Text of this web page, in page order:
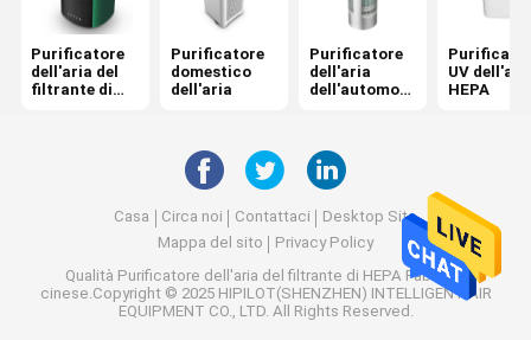
Purificatore
dell'aria del
filtrante di
Purificatore
domestico
dell'aria
Purificatore
dell'aria
dell'automobi
UV
HEPA
Casa Circa noi Contattaci
Desktop Site
Mappa del sito
Privacy Policy
Qualità Purificatore dell'aria del filtrante di HEPAFabbrica
cinese.Copyright © 2025 HIPILOT(SHENZHEN) INTELLIGENT AIR
EQUIPMENT CO., LTD. All Rights Reserved.